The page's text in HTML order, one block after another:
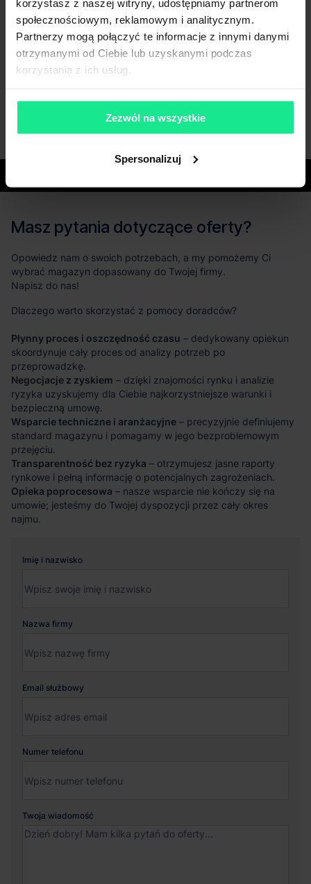
korzystasz z naszej witryny, udostępniamy partnerom
społecznościowym, reklamowym i analitycznym.
Partnerzy mogą połączyć te informacje z innymi danymi
otrzymanymi od Ciebie lub uzyskanymi podczas
korzystania z ich usług.
Zezwól na wszystkie
Spersonalizuj
Masz pytania dotyczące oferty?
Opowiedz nam o swoich potrzebach, a my pomożemy Ci
wybrać magazyn dopasowany do Twojej firmy.
Napisz do nas!
Dlaczego warto skorzystać z pomocy doradców?
Płynny proces i oszczędność czasu – dedykowany opiekun
skoordynuje cały proces od analizy potrzeb po
przeprowadzkę.
Negocjacje z zyskiem – dzięki znajomości rynku i analizie
ryzyka uzyskujemy dla Ciebie najkorzystniejsze warunki i
bezpieczną umowę.
Wsparcie techniczne i aranżacyjne – precyzyjnie definiujemy
standard magazynu i pomagamy w jego bezproblemowym
przejęciu.
Transparentność bez ryzyka – otrzymujesz jasne raporty
rynkowe i pełną informację o potencjalnych zagrożeniach.
Opieka poprocesowa – nasze wsparcie nie kończy się na
umowie; jesteśmy do Twojej dyspozycji przez cały okres
najmu.
Imię i nazwisko
Nazwa firmy
Email służbowy
Numer telefonu
Twoja wiadomość